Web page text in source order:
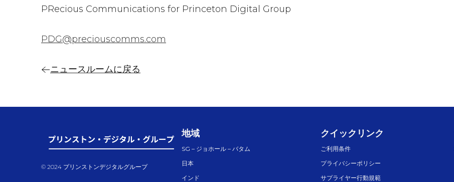
PRecious Communications for Princeton Digital Group
PDG@preciouscomms.com
ニュースルームに戻る
© 2024 プリンストンデジタルグループ
地域
SG – ジョホール – バタム
日本
インド
クイックリンク
ご利用条件
プライバシーポリシー
サプライヤー行動規範